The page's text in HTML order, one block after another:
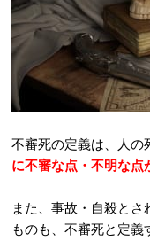
不審死の定義は、人の
に不審な点・不明な点
また、事故・自殺と
ものも、不審死と定義